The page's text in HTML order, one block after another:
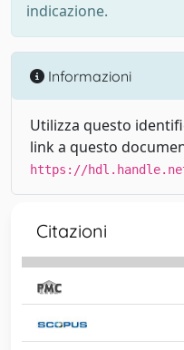
indicazione.
Informazioni
Utilizza questo
link a questo
https://
Citazioni